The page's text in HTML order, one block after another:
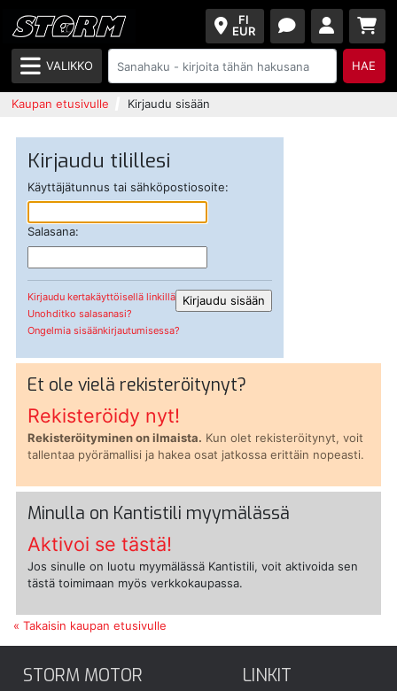
FI
EUR
VALIKKO HAE
Kaupan etusivulle Kirjaudu sisään
Kirjaudu tilillesi
Käyttäjätunnus tai sähköpostiosoite:
Salasana:
Kirjaudu kertakäyttöisellä linkillä
Unohditko salasanasi?
Ongelmia sisäänkirjautumisessa?
Et ole vielä rekisteröitynyt?
Rekisteröidy nyt!
Rekisteröityminen on ilmaista. Kun olet rekisteröitynyt, voit
tallentaa pyörämallisi ja hakea osat jatkossa erittäin nopeasti.
Minulla on Kantistili myymälässä
Aktivoi se tästä!
Jos sinulle on luotu myymälässä Kantistili, voit aktivoida sen
tästä toimimaan myös verkkokaupassa.
« Takaisin kaupan etusivulle
STORM MOTOR LINKIT